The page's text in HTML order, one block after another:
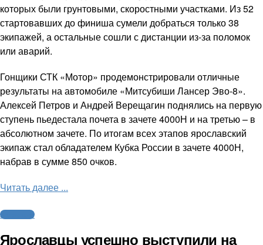
которых были грунтовыми, скоростными участками. Из 52
стартовавших до финиша сумели добраться только 38
экипажей, а остальные сошли с дистанции из-за поломок
или аварий.
Гонщики СТК «Мотор» продемонстрировали отличные
результаты на автомобиле «Митсубиши Лансер Эво-8».
Алексей Петров и Андрей Верещагин поднялись на первую
ступень пьедестала почета в зачете 4000Н и на третью – в
абсолютном зачете. По итогам всех этапов ярославский
экипаж стал обладателем Кубка России в зачете 4000Н,
набрав в сумме 850 очков.
Читать далее ...
Автоспорт
Ярославцы успешно выступили на